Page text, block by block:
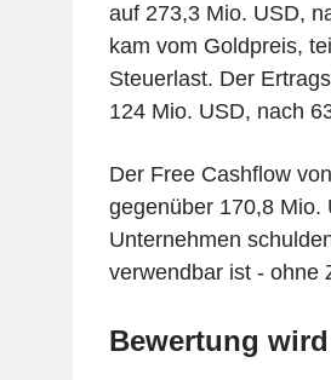
auf 273,3 Mio. USD,
kam vom Goldpreis,
Steuerlast. Der
124 Mio. USD, nach
Der Free Cashflow
gegenüber 170,8 Mio.
Unternehmen
verwendbar ist - ohne
Bewertung